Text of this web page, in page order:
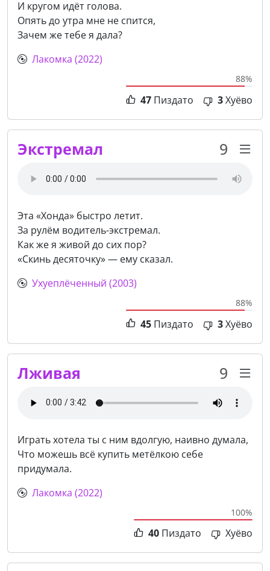
И кругом идёт голова.
Опять до утра мне не спится,
Зачем же тебе я дала?
Лакомка (2022)
88%
47 Пиздато 3Хуёво
Экстремал 9
Эта «Хонда» быстро летит.
За рулём водитель-экстремал.
Как же я живой до сих пор?
«Скинь десяточку» — ему сказал.
Ухуеплёченный (2003)
88%
45 Пиздато 3Хуёво
Лживая 9
Играть хотела ты с ним вдолгую, наивно думала,
Что можешь всё купить метёлкою себе
придумала.
Лакомка (2022)
100%
40 Пиздато Хуёво